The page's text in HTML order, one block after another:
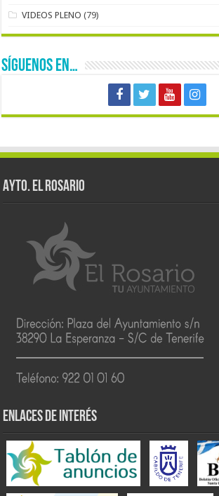
VIDEOS PLENO (79)
SÍGUENOS EN…
AYTO. EL ROSARIO
ENLACES DE INTERÉS